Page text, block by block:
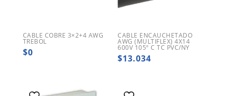
CABLE COBRE 3×2+4 AWG
TREBOL
$0
CABLE ENCAUCHETADO
AWG (MULTIFLEX) 4X14
600V 105º C TC PVC/NY
$13.034